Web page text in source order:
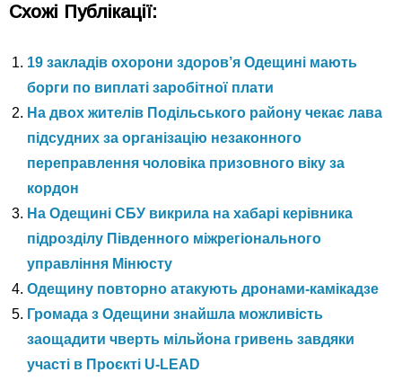
Схожі Публікації:
19 закладів охорони здоров’я Одещині мають
борги по виплаті заробітної плати
На двох жителів Подільського району чекає лава
підсудних за організацію незаконного
переправлення чоловіка призовного віку за
кордон
На Одещині СБУ викрила на хабарі керівника
підрозділу Південного міжрегіонального
управління Мінюсту
Одещину повторно атакують дронами-камікадзе
Громада з Одещини знайшла можливість
заощадити чверть мільйона гривень завдяки
участі в Проєкті U-LEAD